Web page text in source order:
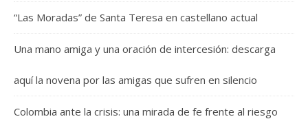
“Las Moradas” de Santa Teresa en castellano actual
Una mano amiga y una oración de intercesión: descarga
aquí la novena por las amigas que sufren en silencio
Colombia ante la crisis: una mirada de fe frente al riesgo